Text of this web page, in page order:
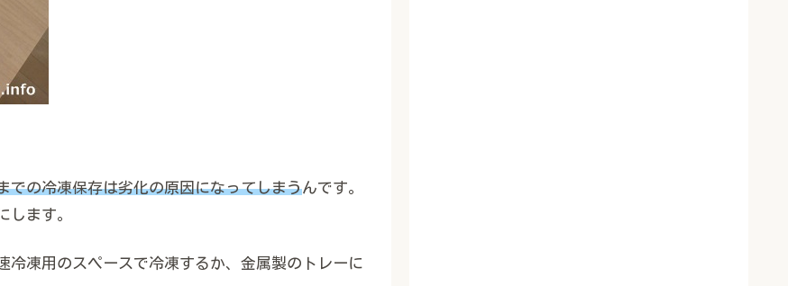
での冷凍保存は劣化の原因になってしまうんです。
します。
冷凍用のスペースで冷凍するか、金属製のトレーに